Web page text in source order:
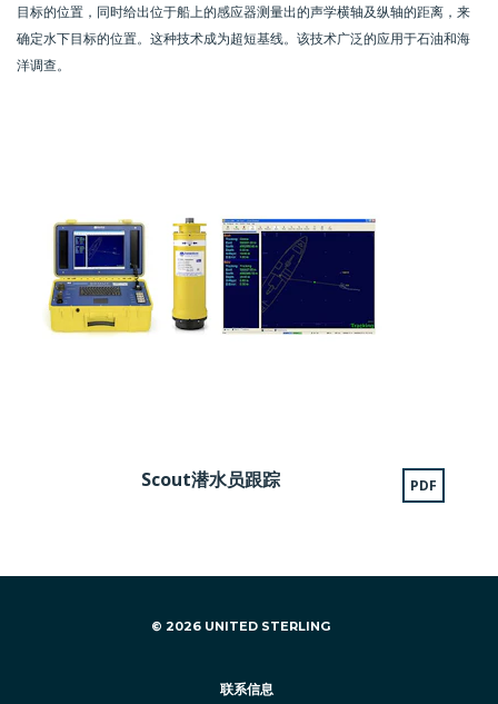
目标的位置，同时给出位于船上的感应器测量出的声学横轴及纵轴的距离，来
确定水下目标的位置。这种技术成为超短基线。该技术广泛的应用于石油和海
洋调查。
Scout潜水员跟踪 PDF
© 2026 UNITED STERLING
联系信息